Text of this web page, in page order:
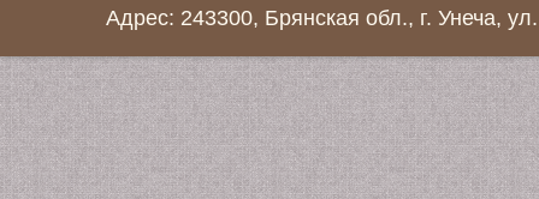
Адрес: 243300, Брянская обл., г. Унеча,